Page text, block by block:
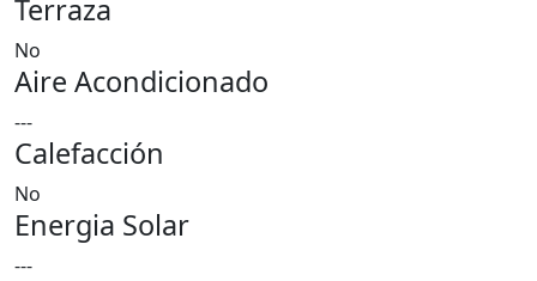
Terraza
No
Aire Acondicionado
---
Calefacción
No
Energia Solar
---